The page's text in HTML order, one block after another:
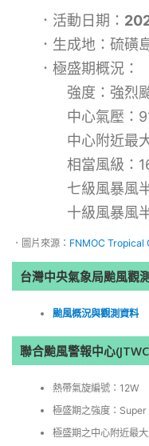
．活動日期：
．生成地：硫磺
．極盛期概況：
強度：強烈
中心氣壓：
中心附近最大
相當風級：
七級風暴風半
十級風暴風半
．圖片來源： FNMOC Tropical
台灣中央氣象局颱風觀
颱風概況與觀測資料
聯合颱風警報中心
熱帶氣旋編號：12W
極盛期之強度：Super
極盛期之中心附近最